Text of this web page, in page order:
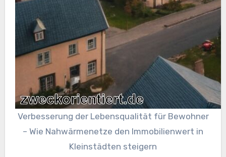
Verbesserung der Lebensqualität für Bewohner
– Wie Nahwärmenetze den Immobilienwert in
Kleinstädten steigern